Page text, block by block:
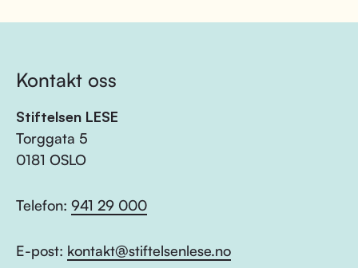
Kontakt oss
Stiftelsen LESE
Torggata 5
0181 OSLO
Telefon: 941 29 000
E-post: kontakt@stiftelsenlese.no